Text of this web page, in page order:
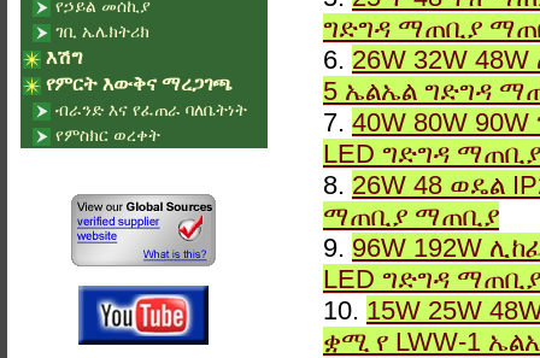
ግድግዳ ማጠቢያ
6. 26W 32W
5 ኤልኤል ግድግዳ
7. 40W 80W
LED ግድግዳ ማጠቢያ
8. 26W 48 ወዴል
ማጠቢያ ማጠቢያ
9. 96W 192W
LED ግድግዳ ማጠቢያ
10. 15W 25W
ቋሚ የ LWW-1
የኃይል መሰኪያ
ገቢ ኤሌክትሪክ
እሽግ
የምርት እውቅና ማረጋገጫ
ብራንድ እና የፈጠራ ባለቤትነት
የምስክር ወረቀት